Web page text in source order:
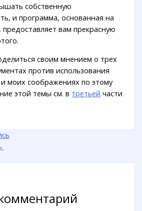
собственную
и программа, основанная на
вам прекрасную
своим мнением о трех
против использования
и моих соображениях по этому
этой темы см. в третьей части